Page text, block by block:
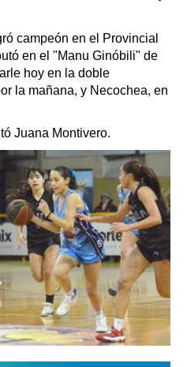
Útiles
de urgencia
campeón en el Provincial
en el "Manu Ginóbili" de
hoy en la doble
la mañana, y Necochea, en
Juana Montivero.